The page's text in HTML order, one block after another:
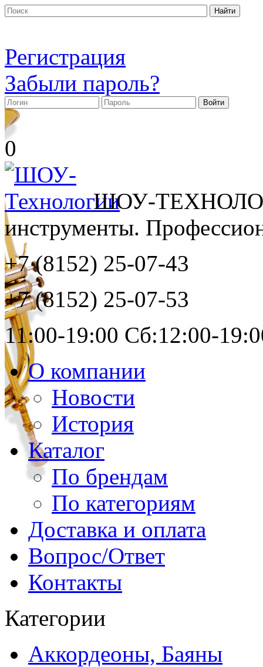
Регистрация
Забыли пароль?
0
ШОУ-
инструменты.
+7 (8152) 25-07-43
+7 (8152) 25-07-53
11:00-19:00 Сб:12:00-
О компании
Новости
История
Каталог
По брендам
По категориям
Доставка и оплата
Вопрос/Ответ
Контакты
Категории
Аккордеоны, Баяны